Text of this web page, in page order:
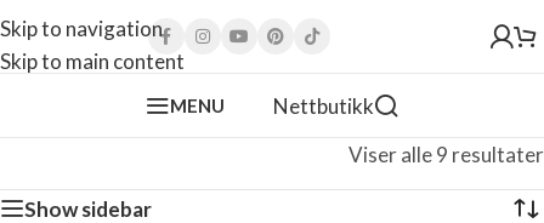
Skip to navigation
Skip to main content
MENU
Nettbutikk
Viser alle 9 resultater
Show sidebar